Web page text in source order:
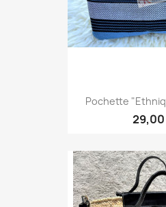
Pochette